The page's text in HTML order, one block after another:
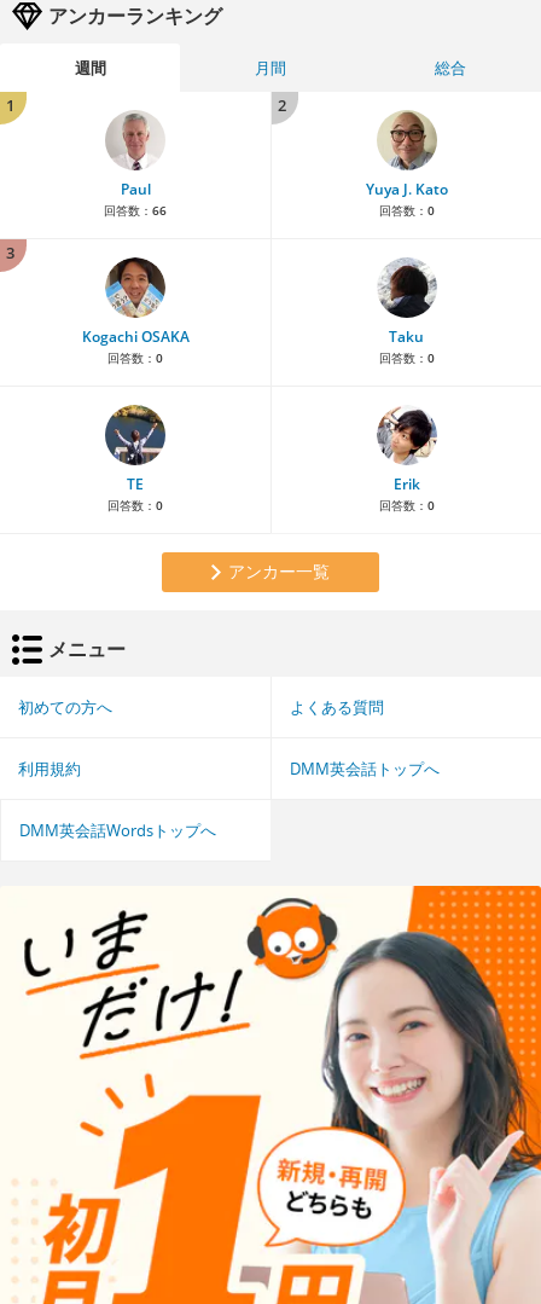
アンカーランキング
週間 月間
総合
1
Paul
回答数： 66
2
Yuya J. Kato
回答数： 0
3
Kogachi OSAKA
回答数： 0
Taku
回答数： 0
TE
回答数： 0
Erik
回答数： 0
アンカー一覧
メニュー
初めての方へ よくある質問
利用規約 DMM英会話トップへ
DMM英会話Wordsトップへ